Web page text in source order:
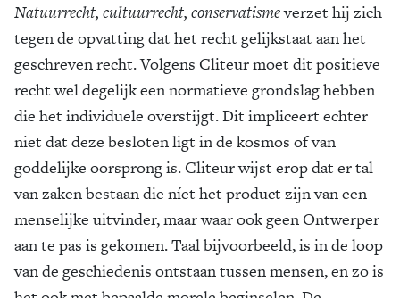
Natuurrecht, cultuurrecht, conservatismeverzet hij zich
tegen de opvatting dat het recht gelijkstaat aan het
geschreven recht. Volgens Cliteur moet dit positieve
recht wel degelijk een normatieve grondslag hebben
die het individuele overstijgt. Dit impliceert echter
niet dat deze besloten ligt in de kosmos of van
goddelijke oorsprong is. Cliteur wijst erop dat er tal
van zaken bestaan die níet het product zijn van een
menselijke uitvinder, maar waar ook geen Ontwerper
aan te pas is gekomen. Taal bijvoorbeeld, is in de loop
van de geschiedenis ontstaan tussen mensen, en zo is